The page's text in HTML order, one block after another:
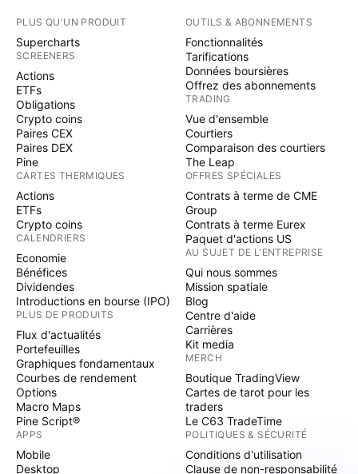
PLUS QU'UN PRODUIT
Supercharts
SCREENERS
Actions
ETFs
Obligations
Crypto coins
Paires CEX
Paires DEX
Pine
CARTES THERMIQUES
Actions
ETFs
Crypto coins
CALENDRIERS
Economie
Bénéfices
Dividendes
Introductions en bourse (IPO)
PLUS DE PRODUITS
Flux d'actualités
Portefeuilles
Graphiques fondamentaux
Courbes de rendement
Options
Macro Maps
Pine Script®
APPS
Mobile
Desktop
OUTILS & ABONNEMENTS
Fonctionnalités
Tarifications
Données boursières
Offrez des abonnements
TRADING
Vue d'ensemble
Courtiers
Comparaison des courtiers
The Leap
OFFRES SPÉCIALES
Contrats à terme de CME
Group
Contrats à terme Eurex
Paquet d'actions US
AU SUJET DE L'ENTREPRISE
Qui nous sommes
Mission spatiale
Blog
Centre d'aide
Carrières
Kit media
MERCH
Boutique TradingView
Cartes de tarot pour les
traders
Le C63 TradeTime
POLITIQUES & SÉCURITÉ
Conditions d'utilisation
Clause de non-responsabilité